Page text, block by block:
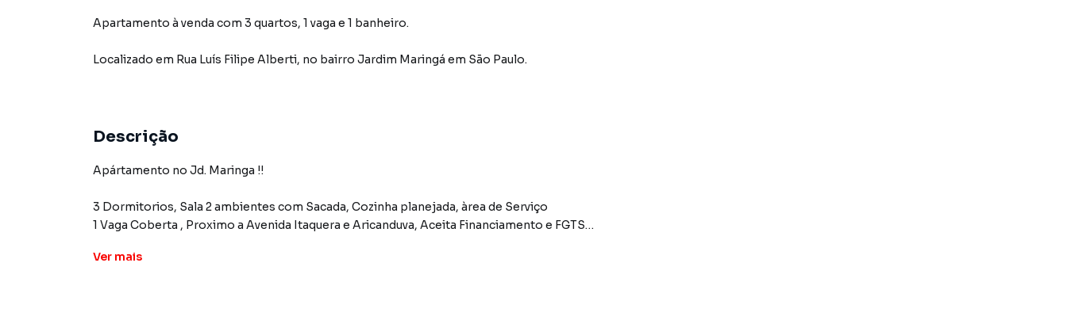
Apartamento à venda com 3 quartos, 1 vaga e 1 banheiro.
Localizado em Rua Luís Filipe Alberti, no bairro Jardim Maringá em São Paulo.
Descrição
Apártamento no Jd. Maringa !!
3 Dormitorios, Sala 2 ambientes com Sacada, Cozinha planejada, àrea de Serviço
1 Vaga Coberta , Proximo a Avenida Itaquera e Aricanduva, Aceita Financiamento e FGTS
Ver mais